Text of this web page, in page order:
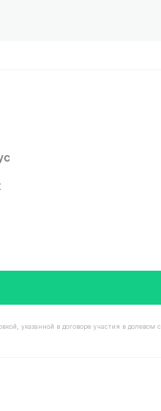
указанной в договоре участия в долевом